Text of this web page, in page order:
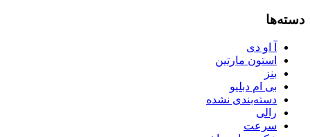
دسته‌ها
آ او دی
استون مارتین
بنز
بی ام دبلیو
دسته‌بندی نشده
رالی
سرعت